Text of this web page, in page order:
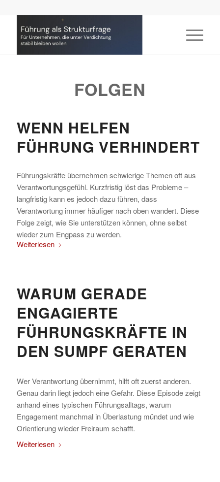
FOLGEN
WENN HELFEN
FÜHRUNG VERHINDERT
Führungskräfte übernehmen schwierige Themen oft aus
Verantwortungsgefühl. Kurzfristig löst das Probleme –
langfristig kann es jedoch dazu führen, dass
Verantwortung immer häufiger nach oben wandert. Diese
Folge zeigt, wie Sie unterstützen können, ohne selbst
wieder zum Engpass zu werden.
Weiterlesen
WARUM GERADE
ENGAGIERTE
FÜHRUNGSKRÄFTE IN
DEN SUMPF GERATEN
Wer Verantwortung übernimmt, hilft oft zuerst anderen.
Genau darin liegt jedoch eine Gefahr. Diese Episode zeigt
anhand eines typischen Führungsalltags, warum
Engagement manchmal in Überlastung mündet und wie
Orientierung wieder Freiraum schafft.
Weiterlesen